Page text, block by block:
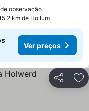
observação
km de Hollum
Ver preços
Partilhar